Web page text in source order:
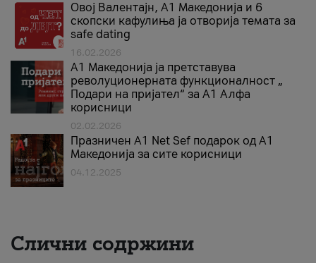
Овој Валентајн, A1 Македонија и 6
скопски кафулиња ја отворија темата за
safe dating
16.02.2026
А1 Македонија ја претставува
револуционерната функционалност „
Подари на пријател“ за А1 Алфа
корисници
02.02.2026
Празничен A1 Net Sеf подарок од А1
Македонија за сите корисници
04.12.2025
Слични содржини